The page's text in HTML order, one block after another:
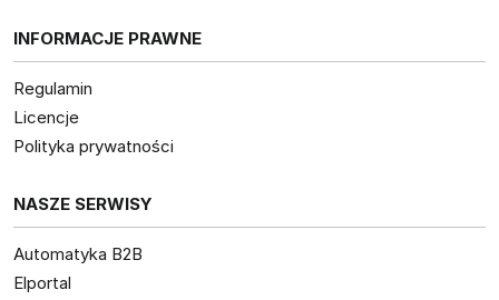
INFORMACJE PRAWNE
Regulamin
Licencje
Polityka prywatności
NASZE SERWISY
Automatyka B2B
Elportal